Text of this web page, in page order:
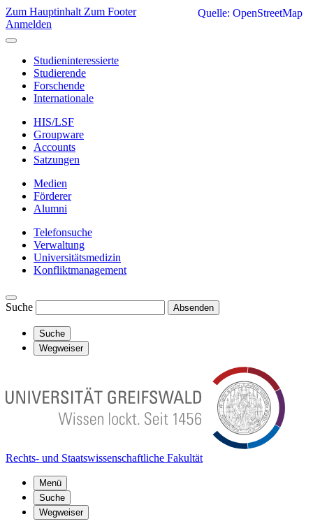
Zum Hauptinhalt Zum Footer
Anmelden
Studieninteressierte
Studierende
Forschende
Internationale
HIS/LSF
Groupware
Accounts
Satzungen
Medien
Förderer
Alumni
Telefonsuche
Verwaltung
Universitätsmedizin
Konfliktmanagement
Suche Absenden
Suche
Wegweiser
Rechts- und Staatswissenschaftliche Fakultät
Menü
Suche
Wegweiser
Quelle: OpenStreetMap